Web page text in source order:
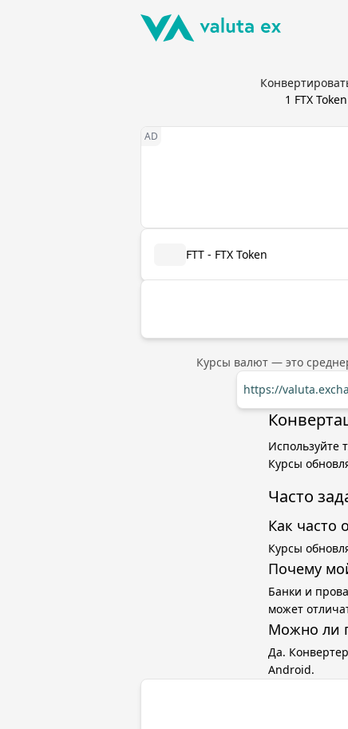
1 FTX Token
FTT - FTX Token
Курсы валют — это
https://
Используйте
Курсы
Часто
Как часто
Курсы
Почему
Банки и
может
Можно ли
Да.
Android.